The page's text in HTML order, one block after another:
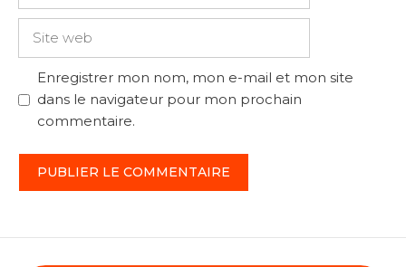
Enregistrer mon nom, mon e-mail et mon site
dans le navigateur pour mon prochain
commentaire.